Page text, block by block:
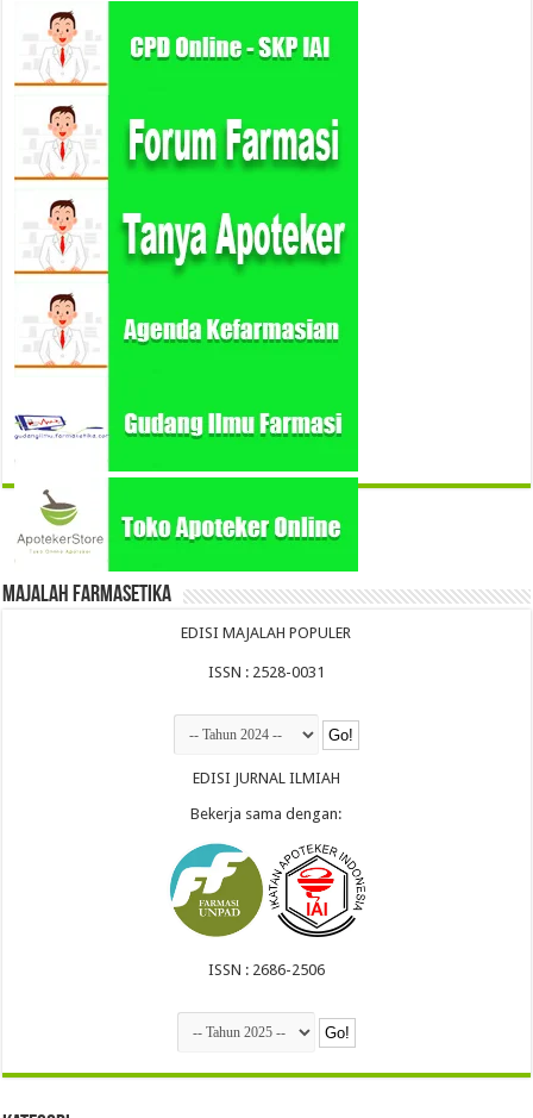
Majalah Farmasetika
EDISI MAJALAH POPULER
ISSN : 2528-0031
EDISI JURNAL ILMIAH
Bekerja sama dengan:
ISSN : 2686-2506